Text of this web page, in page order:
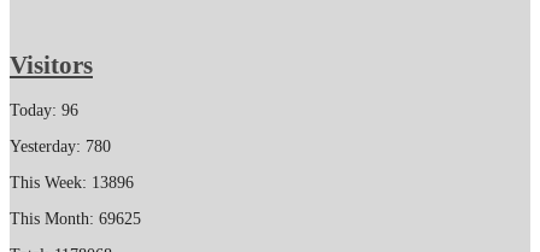
Visitors
Today: 96
Yesterday: 780
This Week: 13896
This Month: 69625